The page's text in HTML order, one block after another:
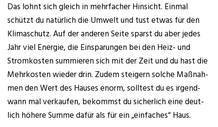
Das lohnt sich gleich in mehr­fa­cher Hin­sicht. Ein­mal
schützt du natür­lich die Umwelt und tust etwas für den
Kli­ma­schutz. Auf der ande­ren Sei­te sparst du aber jedes
Jahr viel Ener­gie, die Ein­spa­run­gen bei den Heiz- und
Strom­kos­ten sum­mie­ren sich mit der Zeit und du hast die
Mehr­kos­ten wie­der drin. Zudem stei­gern sol­che Maß­nah­
men den Wert des Hau­ses enorm, soll­test du es irgend­
wann mal ver­kau­fen, bekommst du sicher­lich eine deut­
lich höhe­re Sum­me dafür als für ein „ein­fa­ches“ Haus.